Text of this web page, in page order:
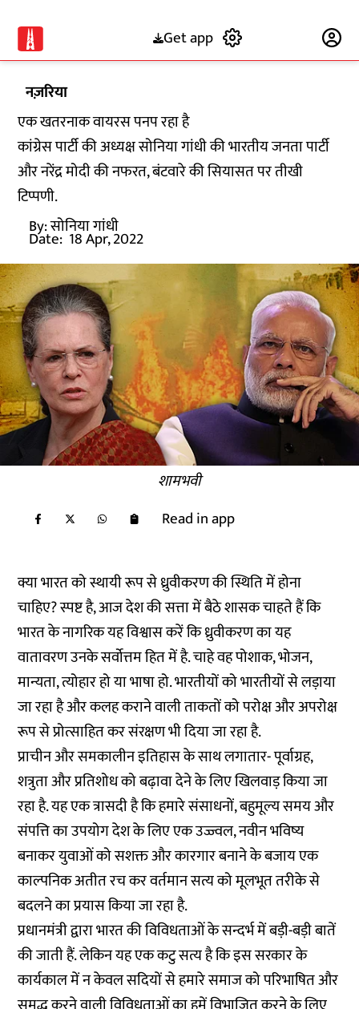
Get app
नज़रिया
एक खतरनाक वायरस पनप रहा है
कांग्रेस पार्टी की अध्यक्ष सोनिया गांधी की भारतीय जनता पार्टी
और नरेंद्र मोदी की नफरत, बंटवारे की सियासत पर तीखी
टिप्पणी.
By:सोनिया गांधी
Date: 18 Apr, 2022
शामभवी
Read in app
क्या भारत को स्थायी रूप से ध्रुवीकरण की स्थिति में होना
चाहिए? स्पष्ट है, आज देश की सत्ता में बैठे शासक चाहते हैं कि
भारत के नागरिक यह विश्वास करें कि ध्रुवीकरण का यह
वातावरण उनके सर्वोत्तम हित में है. चाहे वह पोशाक, भोजन,
मान्यता, त्योहार हो या भाषा हो. भारतीयों को भारतीयों से लड़ाया
जा रहा है और कलह कराने वाली ताकतों को परोक्ष और अपरोक्ष
रूप से प्रोत्साहित कर संरक्षण भी दिया जा रहा है.
प्राचीन और समकालीन इतिहास के साथ लगातार- पूर्वाग्रह,
शत्रुता और प्रतिशोध को बढ़ावा देने के लिए खिलवाड़ किया जा
रहा है. यह एक त्रासदी है कि हमारे संसाधनों, बहुमूल्य समय और
संपत्ति का उपयोग देश के लिए एक उज्ज्वल, नवीन भविष्य
बनाकर युवाओं को सशक्त और कारगार बनाने के बजाय एक
काल्पनिक अतीत रच कर वर्तमान सत्य को मूलभूत तरीके से
बदलने का प्रयास किया जा रहा है.
प्रधानमंत्री द्वारा भारत की विविधताओं के सन्दर्भ में बड़ी-बड़ी बातें
की जाती हैं. लेकिन यह एक कटु सत्य है कि इस सरकार के
कार्यकाल में न केवल सदियों से हमारे समाज को परिभाषित और